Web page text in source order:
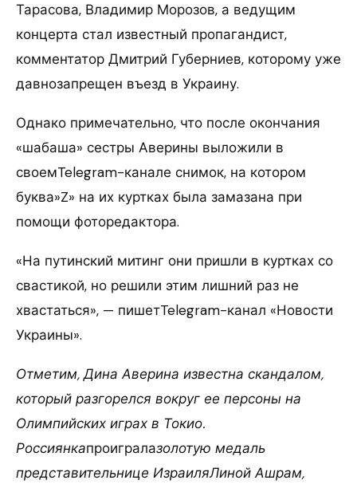
Тарасова, Владимир Морозов, а ведущим
концерта стал известный пропагандист,
комментатор Дмитрий Губерниев, которому уже
давнозапрещен въезд в Украину.
Однако примечательно, что после окончания
«шабаша» сестры Аверины выложили в
своемTelegram-канале снимок, на котором
буква»Z» на их куртках была замазана при
помощи фоторедактора.
«На путинский митинг они пришли в куртках со
свастикой, но решили этим лишний раз не
хвастаться», — пишетTelegram-канал «Новости
Украины».
Отметим, Дина Аверина известна скандалом,
который разгорелся вокруг ее персоны на
Олимпийских играх в Токио.
Россиянкапроигралазолотую медаль
представительнице ИзраиляЛиной Ашрам,